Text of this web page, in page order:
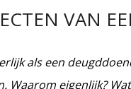
VAN
als een
Waarom eigenlijk?